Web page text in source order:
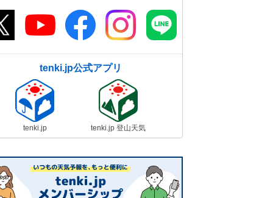
tenki.jp公式アプリ
tenki.jp tenki.jp 登山天気